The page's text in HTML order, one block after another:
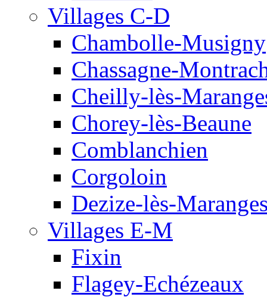
Villages C-D
Chambolle-Musigny
Chassagne-
Cheilly-lès-
Chorey-lès-Beaune
Comblanchien
Corgoloin
Dezize-lès-
Villages E-M
Fixin
Flagey-Echézeaux